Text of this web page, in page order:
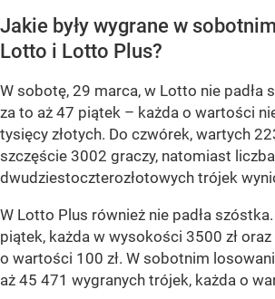
Jakie były wygrane w
Lotto i Lotto Plus?
W sobotę, 29 marca, w Lotto nie padła
za to aż 47 piątek – każda o wartości
tysięcy złotych. Do czwórek, wartych
szczęście 3002 graczy, natomiast
dwudziestoczterozłotowych trójek
W Lotto Plus również nie padła
piątek, każda w wysokości 3500 zł
o wartości 100 zł. W sobotnim
aż 45 471 wygranych trójek, każda o